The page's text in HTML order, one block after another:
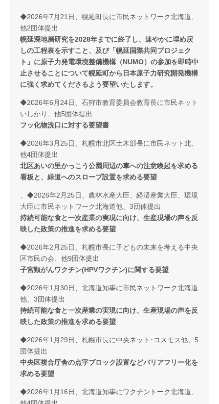
◆2026年7月21日、幌延町長に市民ネットワーク北海道、
他2団体提出
幌延深地層研究を2028年までに終了し、速やかに埋め戻
しの工程表を示すこと、及び「幌延国際共同プロジェク
ト」に原子力発電環境整備機構（NUMO）の参加を即時中
止させることについて幌延町から日本原子力研究開発機構
に強く求めてくださるよう要望いたします。
◆2026年6月24日、石狩市教育委員会教育長に市民ネット
いしかり、他5団体提出
フッ化物洗口に対する要望書
◆2026年3月25日、札幌市北区土木部長に市民ネット北、
他4団体提出
北区あいの里かっこう公園周辺の車への注意喚起を求める
看板と、緑道へのスロープ設置を求める要望
、◆2026年2月25日、農林水産大臣、経済産業大臣、環境
大臣に市民ネットワーク北海道他、3団体提出
持続可能な食と一次産業の実現に向け、生産現場の声を反
映した政策の推進を求める要望
◆2026年2月25日、札幌市長に子どもの未来を考える中央
区市民の会、他9団体提出
子宮頸がんワクチン(HPVワクチン)に関する要望
◆2026年1月30日、北海道知事に市民ネットワーク北海道
他、3団体提出
持続可能な食と一次産業の実現に向け、生産現場の声を反
映した政策の推進を求める要望
◆2026年1月29日、札幌市長に中央ネット･コスモス他、5
団体提出
中央区複合庁舎の点字ブロック設置などバリアフリー化を
求める要望
◆2026年1月16日、北海道知事にワクチントーク北海道、